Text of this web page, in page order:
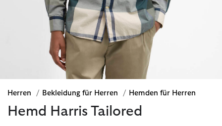
Herren / Bekleidung für Herren / Hemden für Herren
Hemd Harris Tailored